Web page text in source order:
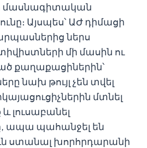
մասնագիտական
Այսպես՝ ԱԺ դիմացի
ներս
մի մասին ու
քաղաքացիներին՝
նախ թույլ չեն տվել
մտնել
լուսաբանել
ապա պահանջել են
ստանալ խորհրդարանի